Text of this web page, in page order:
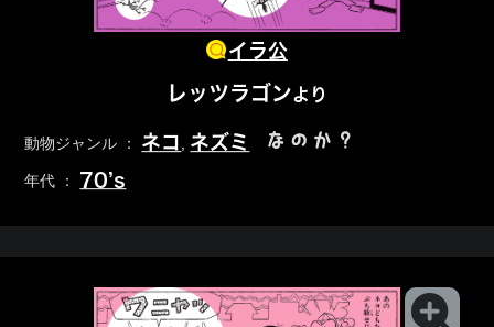
イラ公
レッツラゴンより
動物ジャンル ： ネコ ネズミ なのか？
年代 ： 70’s